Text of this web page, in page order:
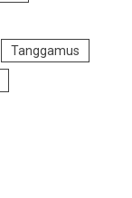
Tanggamus